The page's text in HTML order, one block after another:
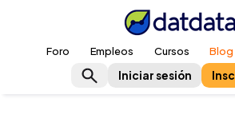
Foro Empleos Cursos Blog
Iniciar sesión